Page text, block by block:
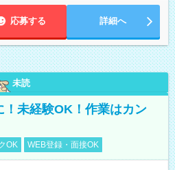
応募する 詳細へ
未読
！未経験OK！作業はカン
OK WEB登録・面接OK